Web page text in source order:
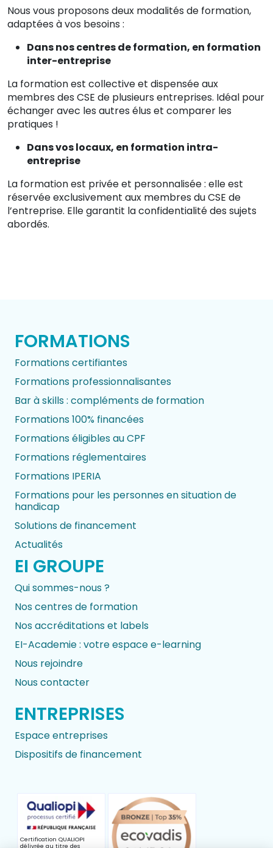
Nous vous proposons deux modalités de formation,
adaptées à vos besoins :
Dans nos centres de formation, en formation
inter-entreprise
La formation est collective et dispensée aux
membres des CSE de plusieurs entreprises. Idéal pour
échanger avec les autres élus et comparer les
pratiques !
Dans vos locaux, en formation intra-
entreprise
La formation est privée et personnalisée : elle est
réservée exclusivement aux membres du CSE de
l’entreprise. Elle garantit la confidentialité des sujets
abordés.
Certification QUALIOPI
délivrée au titre des
FORMATIONS
Formations certifiantes
Formations professionnalisantes
Bar à skills : compléments de formation
Formations 100% financées
Formations éligibles au CPF
Formations réglementaires
Formations IPERIA
Formations pour les personnes en situation de
handicap
Solutions de financement
Actualités
EI GROUPE
Qui sommes-nous ?
Nos centres de formation
Nos accréditations et labels
EI-Academie : votre espace e-learning
Nous rejoindre
Nous contacter
ENTREPRISES
Espace entreprises
Dispositifs de financement